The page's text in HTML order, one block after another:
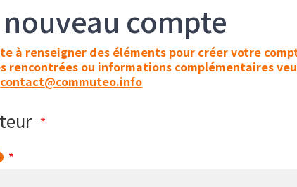
compte
à renseigner des éléments pour créer votre
rencontrées ou informations complémentaires
contact@commuteo.info